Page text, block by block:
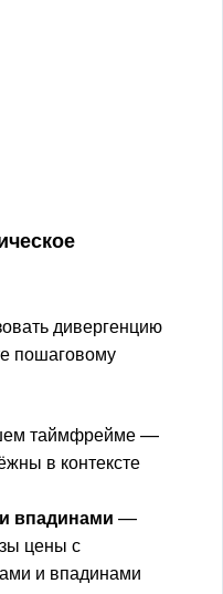
дивергенцию
пошаговому
таймфрейме —
в контексте
впадинами —
цены с
и впадинами